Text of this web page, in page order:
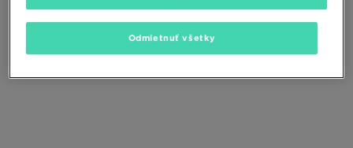
FLC
Odmietnuť všetky